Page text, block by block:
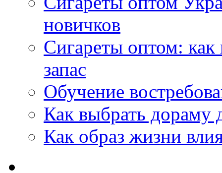
новичков
Сигареты оптом:
запас
Обучение
Как выбрать дораму
Как образ жизни